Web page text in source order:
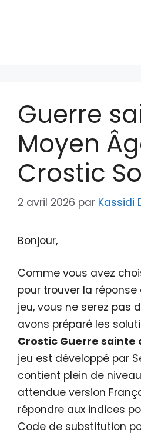
Guerre
Moyen
Crostic
2 avril 2026 par Kassidi
Bonjour,
Comme vous avez
pour trouver la
jeu, vous ne serez pas
avons préparé les
Crostic Guerre sainte
jeu est développé par
contient plein de
attendue version
répondre aux indices
Code de substitution